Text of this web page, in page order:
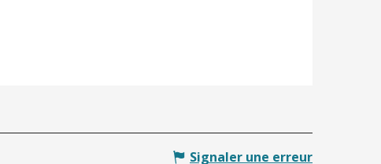
Signaler une erreur